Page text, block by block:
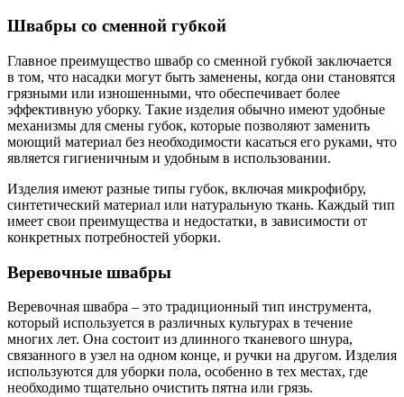
Швабры со сменной губкой
Главное преимущество швабр со сменной губкой заключается
в том, что насадки могут быть заменены, когда они становятся
грязными или изношенными, что обеспечивает более
эффективную уборку. Такие изделия обычно имеют удобные
механизмы для смены губок, которые позволяют заменить
моющий материал без необходимости касаться его руками, что
является гигиеничным и удобным в использовании.
Изделия имеют разные типы губок, включая микрофибру,
синтетический материал или натуральную ткань. Каждый тип
имеет свои преимущества и недостатки, в зависимости от
конкретных потребностей уборки.
Веревочные швабры
Веревочная швабра – это традиционный тип инструмента,
который используется в различных культурах в течение
многих лет. Она состоит из длинного тканевого шнура,
связанного в узел на одном конце, и ручки на другом. Изделия
используются для уборки пола, особенно в тех местах, где
необходимо тщательно очистить пятна или грязь.